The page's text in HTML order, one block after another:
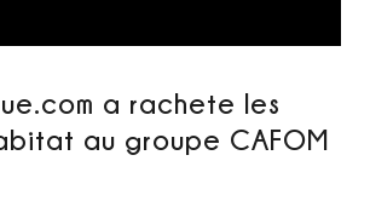
a rachete les
au groupe CAFOM